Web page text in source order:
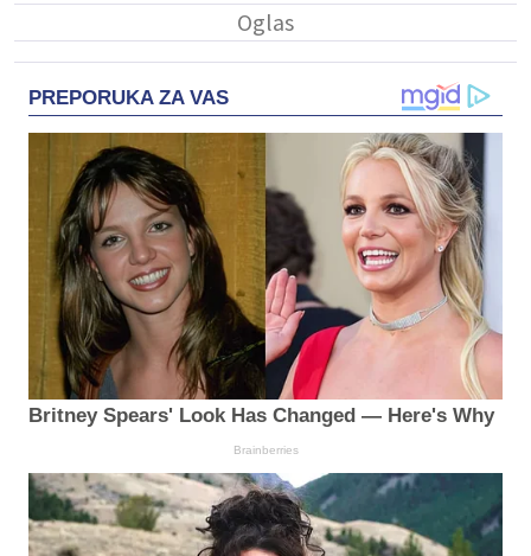
PREPORUKA ZA VAS
Britney Spears' Look Has Changed — Here's Why
Brainberries